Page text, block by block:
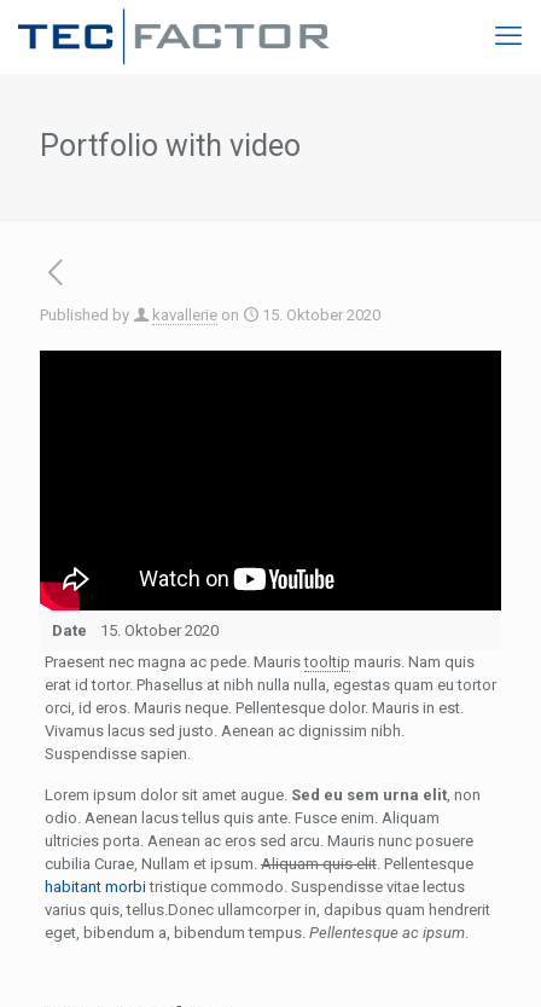
Portfolio with video
Published by kavallerie on 15. Oktober 2020
Date
15. Oktober 2020
Praesent nec magna ac pede. Mauristooltip mauris. Nam quis
erat id tortor. Phasellus at nibh nulla nulla, egestas quam eu tortor
orci, id eros. Mauris neque. Pellentesque dolor. Mauris in est.
Vivamus lacus sed justo. Aenean ac dignissim nibh.
Suspendisse sapien.
Lorem ipsum dolor sit amet augue. Sed eu sem urna elit, non
odio. Aenean lacus tellus quis ante. Fusce enim. Aliquam
ultricies porta. Aenean ac eros sed arcu. Mauris nunc posuere
cubilia Curae, Nullam et ipsum.Aliquam quis elit. Pellentesque
habitant morbitristique commodo. Suspendisse vitae lectus
varius quis, tellus.Donec ullamcorper in, dapibus quam hendrerit
eget, bibendum a, bibendum tempus. Pellentesque ac ipsum.